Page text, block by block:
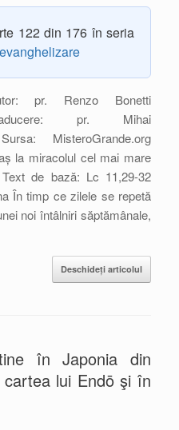
122 din 176 în seria
pr. Renzo Bonetti
pr. Mihai
MisteroGrande.org
la miracolul cel mai mare
de bază: Lc 11,29-32
În timp ce zilele se repetă
noi întâlniri săptămânale,
Deschideți articolul
în Japonia din
lui Endō şi în